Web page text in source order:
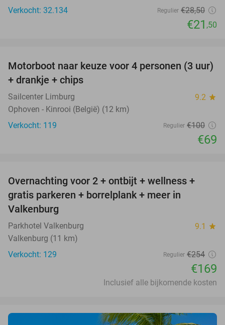
Verkocht: 32.134
Regulier €28,50
€21 ,50
31%
Motorboot naar keuze voor 4 personen (3 uur)
+ drankje + chips
Sailcenter Limburg 9.2 star
Ophoven - Kinrooi (België) (12 km)
Verkocht: 119
Regulier €100
€69
33%
Overnachting voor 2 + ontbijt + wellness +
gratis parkeren + borrelplank + meer in
Valkenburg
Parkhotel Valkenburg 9.1 star
Valkenburg (11 km)
Verkocht: 129
Regulier €254
€169
Inclusief alle bijkomende kosten